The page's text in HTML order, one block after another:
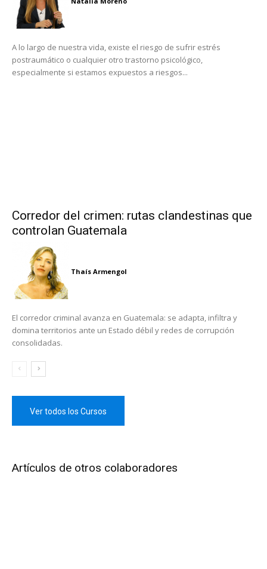
A lo largo de nuestra vida, existe el riesgo de sufrir estrés
postraumático o cualquier otro trastorno psicológico,
especialmente si estamos expuestos a riesgos...
Corredor del crimen: rutas clandestinas que
controlan Guatemala
Thaís Armengol
El corredor criminal avanza en Guatemala: se adapta, infiltra y
domina territorios ante un Estado débil y redes de corrupción
consolidadas.
Ver todos los Cursos
Artículos de otros colaboradores